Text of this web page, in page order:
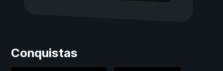
Conquistas